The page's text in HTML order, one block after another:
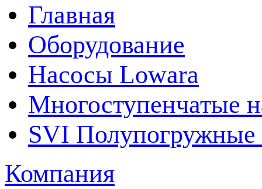
Главная
Оборудование
Насосы Lowara
Многоступенчатые
SVI Полупогружные
Компания